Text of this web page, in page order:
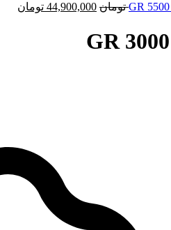
تومان 44,900,000 تومان